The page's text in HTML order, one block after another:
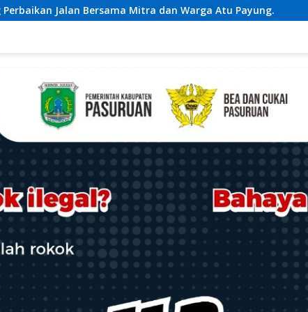
dan Warga Atu Payung. Dukung Ketahanan